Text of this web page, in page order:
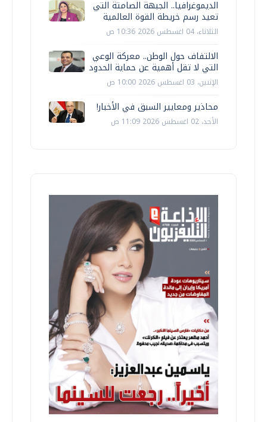
الديموغرافيا.. الجبهة الصامتة التي
تعيد رسم خريطة القوة العالمية
الثلاثاء، 04 اغسطس 2026 10:36 ص
الالتفاف حول الوطن.. معركة الوعي
التي لا تقل أهمية عن حماية الحدود
الإثنين، 03 اغسطس 2026 10:00 ص
محاذير ومعايير السبق في الأخبار!
الأحد، 02 اغسطس 2026 11:09 ص